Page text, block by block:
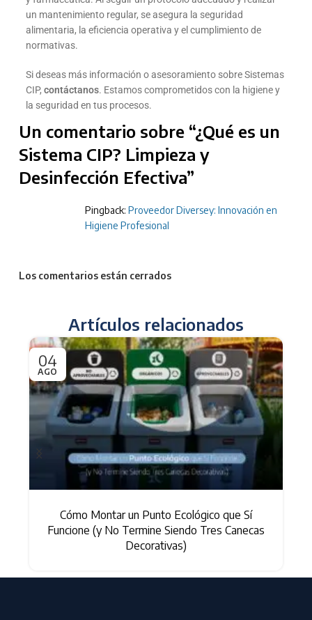
un mantenimiento regular, se asegura la seguridad
alimentaria, la eficiencia operativa y el cumplimiento de
normativas.
Si deseas más información o asesoramiento sobre Sistemas
CIP, contáctanos. Estamos comprometidos con la higiene y
la seguridad en tus procesos.
Un comentario sobre “¿Qué es un
Sistema CIP? Limpieza y
Desinfección Efectiva”
Pingback: Proveedor Diversey: Innovación en
Higiene Profesional
Los comentarios están cerrados
Artículos relacionados
04
AGO
Cómo Montar un Punto Ecológico que Sí
Funcione (y No Termine Siendo Tres Canecas
Decorativas)